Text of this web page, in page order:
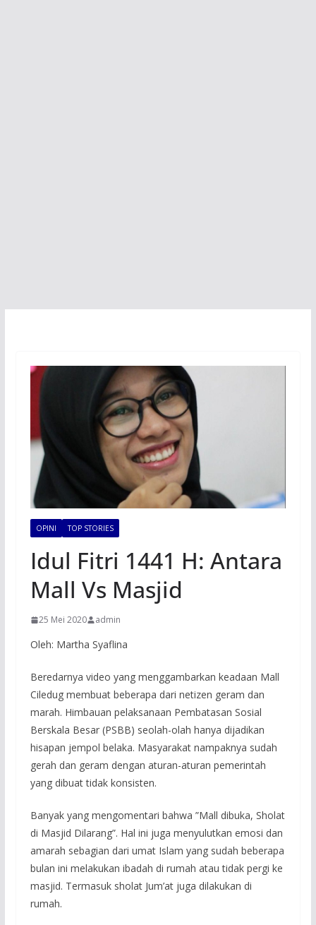
OPINI TOP STORIES
Idul Fitri 1441 H: Antara
Mall Vs Masjid
25 Mei 2020 admin
Oleh: Martha Syaflina
Beredarnya video yang menggambarkan keadaan Mall
Ciledug membuat beberapa dari netizen geram dan
marah. Himbauan pelaksanaan Pembatasan Sosial
Berskala Besar (PSBB) seolah-olah hanya dijadikan
hisapan jempol belaka. Masyarakat nampaknya sudah
gerah dan geram dengan aturan-aturan pemerintah
yang dibuat tidak konsisten.
Banyak yang mengomentari bahwa ”Mall dibuka, Sholat
di Masjid Dilarang”. Hal ini juga menyulutkan emosi dan
amarah sebagian dari umat Islam yang sudah beberapa
bulan ini melakukan ibadah di rumah atau tidak pergi ke
masjid. Termasuk sholat Jum’at juga dilakukan di
rumah.